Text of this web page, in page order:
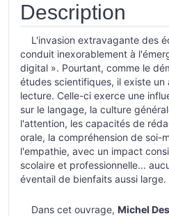
Description
L'invasion extravagante des
conduit inexorablement à
digital ». Pourtant, comme le
études scientifiques, il existe un
lecture. Celle-ci exerce une
sur le langage, la culture
l'attention, les capacités de
orale, la compréhension de soi-
l'empathie, avec un impact
scolaire et professionnelle...
éventail de bienfaits aussi large.
Dans cet ouvrage, Michel